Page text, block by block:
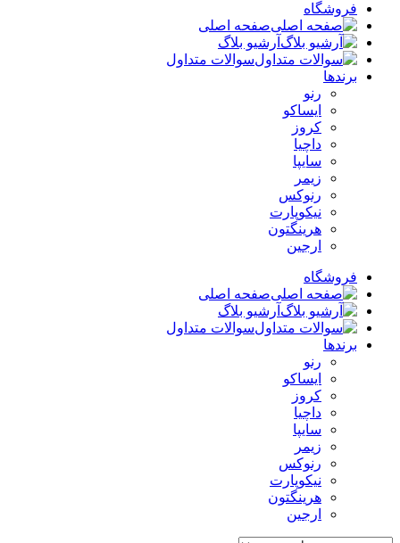
فروشگاه
صفحه اصلی
آرشیو بلاگ
سوالات متداول
برندها
رنو
ایساکو
کروز
داچیا
سایپا
زیمر
رنوکس
نیکوپارت
هرینگتون
ارجین
فروشگاه
صفحه اصلی
آرشیو بلاگ
سوالات متداول
برندها
رنو
ایساکو
کروز
داچیا
سایپا
زیمر
رنوکس
نیکوپارت
هرینگتون
ارجین